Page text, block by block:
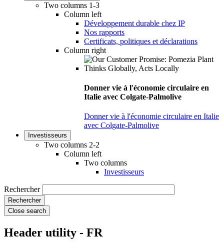
Two columns 1-3
Column left
Développement durable chez IP
Nos rapports
Certificats, politiques et déclarations
Column right
Donner vie à l'économie circulaire en
Italie avec Colgate-Palmolive
Donner vie à l'économie circulaire en Italie
avec Colgate-Palmolive
Investisseurs
Two columns 2-2
Column left
Two columns
Investisseurs
Rechercher
Close search
Header utility - FR